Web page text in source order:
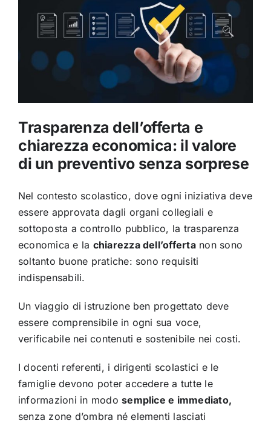
Trasparenza dell’offerta e
chiarezza economica: il valore
di un preventivo senza sorprese
Nel contesto scolastico, dove ogni iniziativa deve
essere approvata dagli organi collegiali e
sottoposta a controllo pubblico, la trasparenza
economica e la chiarezza dell’offertanon sono
soltanto buone pratiche: sono requisiti
indispensabili.
Un viaggio di istruzione ben progettato deve
essere comprensibile in ogni sua voce,
verificabile nei contenuti e sostenibile nei costi.
I docenti referenti, i dirigenti scolastici e le
famiglie devono poter accedere a tutte le
informazioni in modosemplice e immediato,
senza zone d’ombra né elementi lasciati